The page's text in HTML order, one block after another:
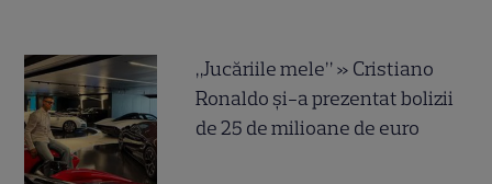
„Jucăriile mele” » Cristiano
Ronaldo și-a prezentat bolizii
de 25 de milioane de euro